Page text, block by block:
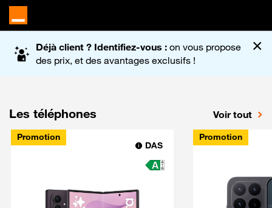
Accueil du site Orange
Déjà client ? Identifiez-vous : on vous propose
des prix, et des avantages exclusifs !
×
Les téléphones Voir tout
Promotion
DAS
Promotion